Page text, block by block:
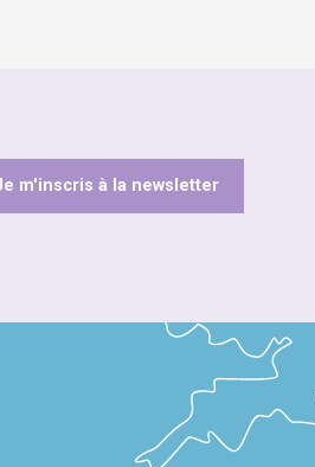
m'inscris à la newsletter